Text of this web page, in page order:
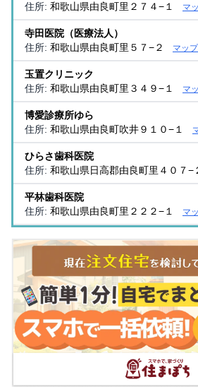
住所: 和歌山県由良町里２７４−１ マ
寺田医院（医療法人）
住所: 和歌山県由良町里５７−２ マッ
玉置クリニック
住所: 和歌山県由良町里３４９−１ マ
博愛診療所ゆら
住所: 和歌山県由良町吹井９１０−１
ひらさ歯科医院
住所: 和歌山県日高郡由良町里４０７−
平林歯科医院
住所: 和歌山県由良町里２２２−１ マ